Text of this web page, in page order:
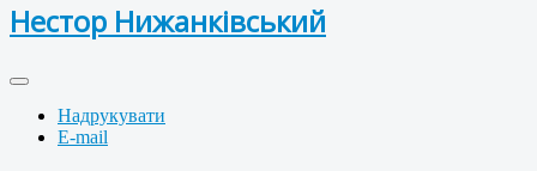
Нестор Нижанківський
Надрукувати
E-mail